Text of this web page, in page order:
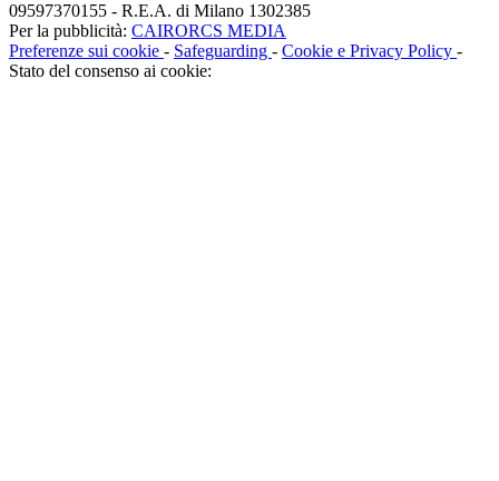
09597370155 - R.E.A. di Milano 1302385
Per la pubblicità: CAIRORCS MEDIA
Preferenze sui cookie - Safeguarding - Cookie e Privacy Policy -
Stato del consenso ai cookie: